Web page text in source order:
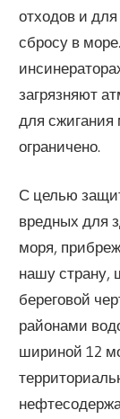
отходов и
сбросу в
загрязняют
для сжигания
ограничено.
С целью
вредных для
моря,
нашу страну,
береговой
районами
шириной 12